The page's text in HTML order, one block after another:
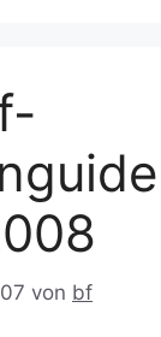
von bf